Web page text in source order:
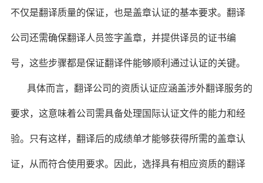
不仅是翻译质量的保证，也是盖章认证的基本要求。翻译
公司还需确保翻译人员签字盖章，并提供译员的证书编
号，这些步骤都是保证翻译件能够顺利通过认证的关键。
具体而言，翻译公司的资质认证应涵盖涉外翻译服务的
要求，这意味着公司需具备处理国际认证文件的能力和经
验。只有这样，翻译后的成绩单才能够获得所需的盖章认
证，从而符合使用要求。因此，选择具有相应资质的翻译